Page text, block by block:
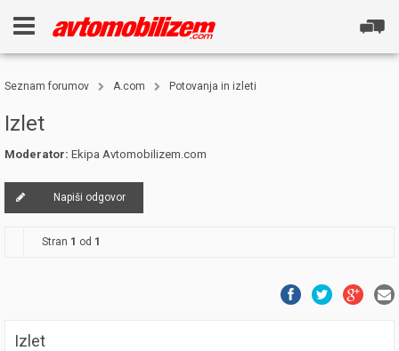
Seznam forumov A.com Potovanja in izleti
Izlet
Moderator: Ekipa Avtomobilizem.com
Napiši odgovor
Stran 1 od 1
Izlet